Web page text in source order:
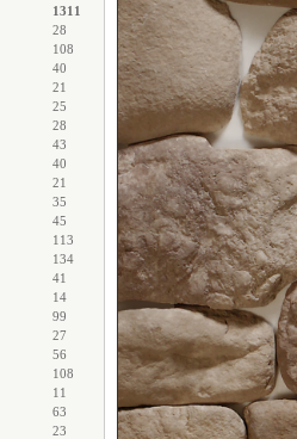
1311
28
108
40
21
25
28
43
40
21
35
45
113
134
41
14
99
27
56
108
11
63
23